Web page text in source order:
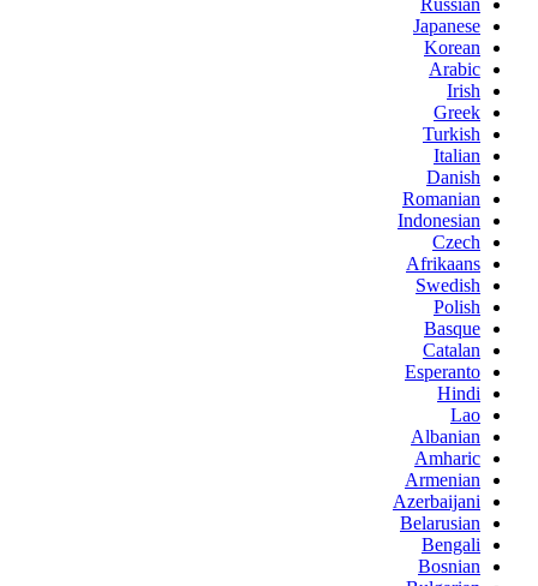
Russian
Japanese
Korean
Arabic
Irish
Greek
Turkish
Italian
Danish
Romanian
Indonesian
Czech
Afrikaans
Swedish
Polish
Basque
Catalan
Esperanto
Hindi
Lao
Albanian
Amharic
Armenian
Azerbaijani
Belarusian
Bengali
Bosnian